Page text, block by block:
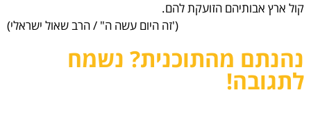
קול ארץ אבותיהם הזועקת להם.
('זה היום עשה ה" / הרב שאול ישראלי)
נהנתם מהתוכנית? נשמח
לתגובה!